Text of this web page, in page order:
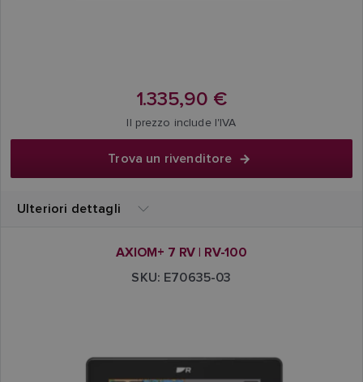
1.335,90 €
Il prezzo include l'IVA
Trova un rivenditore
Ulteriori dettagli
AXIOM+ 7 RV | RV-100
SKU: E70635-03